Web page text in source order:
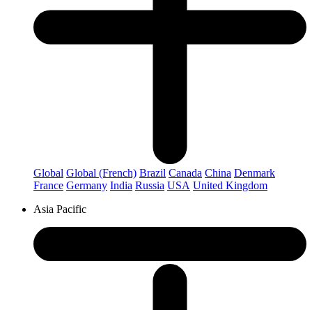
Global Global (French) Brazil Canada China Denmark
France Germany India Russia USA United Kingdom
Asia Pacific